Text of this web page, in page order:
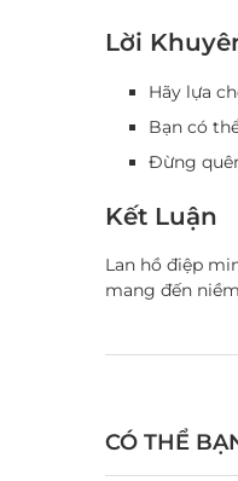
Lời
Hãy lựa
Bạn có
Đừng
Kết Luận
Lan hồ điệp
mang đến
CÓ THỂ